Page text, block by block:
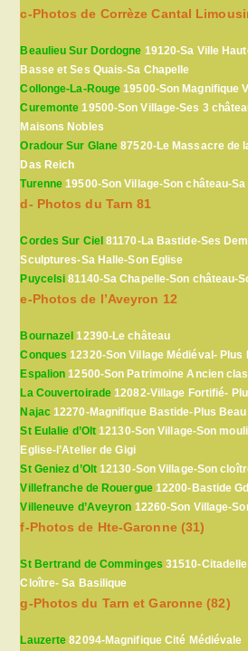
c-Photos de Corrèze Cantal
Beaulieu Sur Dordogne 19120-Sa Ville
Basse et Ses Quais-Sa Chapelle
Collonge-La-Rouge 19500-Son Magnifique
Curemonte 19500-Son Village-Ses 3
Maisons Nobles
Oradour Sur Glane 87520-Le Massacre de
Das Reich
Turenne 19500-Son Village-Son château-
d- Photos du Tarn 81
Cordes Sur Ciel 81170-La Bastide-Ses
Sculptures-Sa Halle-Son Eglise
Puycelsi 81140-Sa Chapelle-Son château-
e-Photos de l’Aveyron 12
Bournazel 12390-Le château
Conques 12320-Son Village Médiéval- Plus
Espalion 12500-Son Patrimoine Ancien
La Couvertoirade 12082-Village Fortifié-
Najac12270-Magnifique Bastide-Plus
St Eulalie d’Olt 12130-Son Village-Son
Eglise-l’Atelier de Gigi
St Geniez d’Olt12130-Son Village-Son
Villefranche de Rouergue12200-Bastide
Villeneuve d’Aveyron 12260-Son Village-
f-Photos de Hte-Garonne (31)
St Bertrand de Comminges 31510-
Cloître- Sa Basilique
g-Photos du Tarn et Garonne (82)
Lauzerte 82094-Magnifique Cité Médiévale